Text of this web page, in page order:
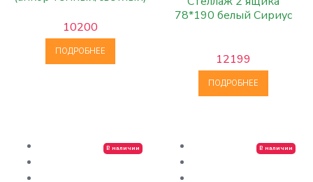
10200
ПОДРОБНЕЕ
78*190 белый Сириус
12199
ПОДРОБНЕЕ
В наличии В наличии